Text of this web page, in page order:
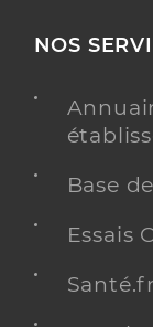
NOS
Base
Essais